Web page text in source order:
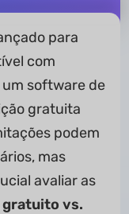
para
com
software de
gratuita
podem
mas
avaliar as
gratuito vs.